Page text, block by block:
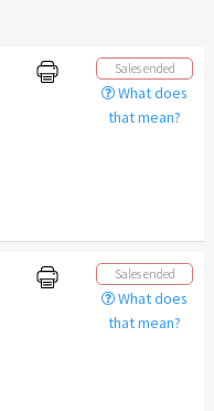
Sales ended
What does
that mean?
Sales ended
What does
that mean?